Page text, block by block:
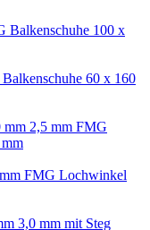
Balkenschuhe 100 x
60 x 160
FMG
FMG Lochwinkel